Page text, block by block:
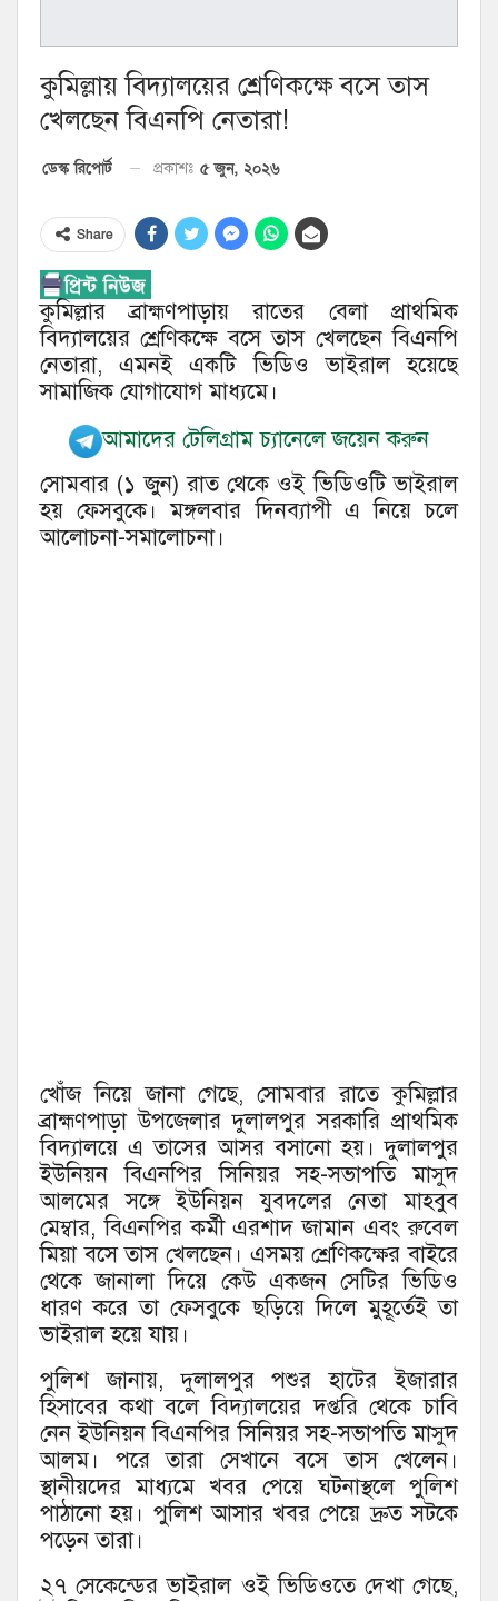
কুমিল্লায় বিদ্যালয়ের শ্রেণিকক্ষে বসে তাস
খেলছেন বিএনপি নেতারা!
ডেস্ক রিপোর্ট প্রকাশঃ ৫ জুন, ২০২৬
Share
কুমিল্লার ব্রাহ্মণপাড়ায় রাতের বেলা প্রাথমিক
বিদ্যালয়ের শ্রেণিকক্ষে বসে তাস খেলছেন বিএনপি
নেতারা, এমনই একটি ভিডিও ভাইরাল হয়েছে
সামাজিক যোগাযোগ মাধ্যমে।
আমাদের টেলিগ্রাম চ্যানেলে জয়েন করুন
সোমবার (১ জুন) রাত থেকে ওই ভিডিওটি ভাইরাল
হয় ফেসবুকে। মঙ্গলবার দিনব্যাপী এ নিয়ে চলে
আলোচনা-সমালোচনা।
খোঁজ নিয়ে জানা গেছে, সোমবার রাতে কুমিল্লার
ব্রাহ্মণপাড়া উপজেলার দুলালপুর সরকারি প্রাথমিক
বিদ্যালয়ে এ তাসের আসর বসানো হয়। দুলালপুর
ইউনিয়ন বিএনপির সিনিয়র সহ-সভাপতি মাসুদ
আলমের সঙ্গে ইউনিয়ন যুবদলের নেতা মাহবুব
মেম্বার, বিএনপির কর্মী এরশাদ জামান এবং রুবেল
মিয়া বসে তাস খেলছেন। এসময় শ্রেণিকক্ষের বাইরে
থেকে জানালা দিয়ে কেউ একজন সেটির ভিডিও
ধারণ করে তা ফেসবুকে ছড়িয়ে দিলে মুহূর্তেই তা
ভাইরাল হয়ে যায়।
পুলিশ জানায়, দুলালপুর পশুর হাটের ইজারার
হিসাবের কথা বলে বিদ্যালয়ের দপ্তরি থেকে চাবি
নেন ইউনিয়ন বিএনপির সিনিয়র সহ-সভাপতি মাসুদ
আলম। পরে তারা সেখানে বসে তাস খেলেন।
স্থানীয়দের মাধ্যমে খবর পেয়ে ঘটনাস্থলে পুলিশ
পাঠানো হয়। পুলিশ আসার খবর পেয়ে দ্রুত সটকে
পড়েন তারা।
২৭ সেকেন্ডের ভাইরাল ওই ভিডিওতে দেখা গেছে,